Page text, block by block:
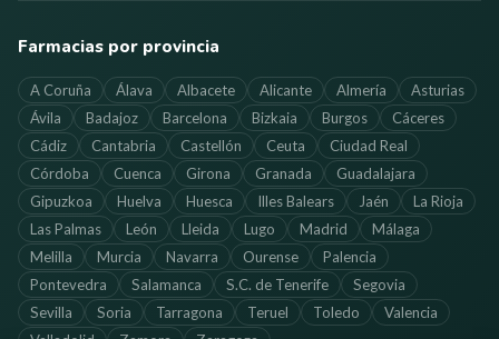
Farmacias por provincia
A Coruña Álava Albacete Alicante Almería
Asturias
Ávila
Badajoz Barcelona Bizkaia Burgos
Cáceres
Cádiz
Cantabria Castellón Ceuta
Ciudad Real
Córdoba
Cuenca Girona Granada
Guadalajara
Gipuzkoa
Huelva Huesca Illes Balears Jaén
La Rioja
Las Palmas
León Lleida Lugo Madrid
Málaga
Melilla
Murcia Navarra Ourense
Palencia
Pontevedra
Salamanca S.C. de Tenerife
Segovia
Sevilla
Soria Tarragona Teruel Toledo
Valencia